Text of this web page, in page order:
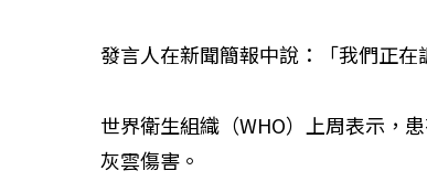
發言人在新聞簡報中說：「我們正在
世界衛生組織（WHO）上周表示，
灰雲傷害。